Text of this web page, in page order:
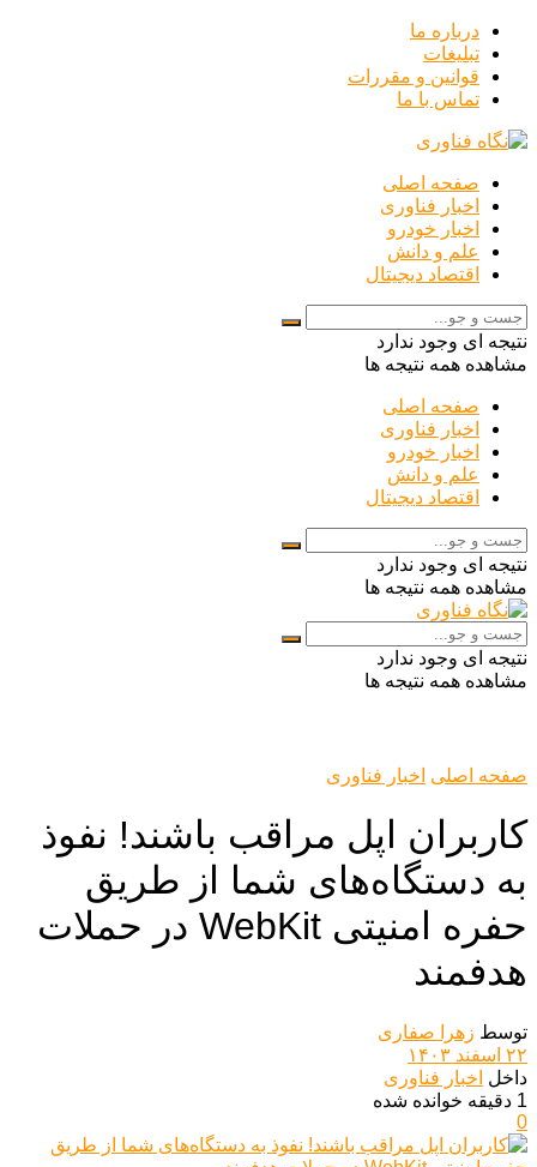
درباره ما
تبلیغات
قوانین و مقررات
تماس با ما
صفحه اصلی
اخبار فناوری
اخبار خودرو
علم و دانش
اقتصاد دیجیتال
نتیجه ای وجود ندارد
مشاهده همه نتیجه ها
صفحه اصلی
اخبار فناوری
اخبار خودرو
علم و دانش
اقتصاد دیجیتال
نتیجه ای وجود ندارد
مشاهده همه نتیجه ها
نتیجه ای وجود ندارد
مشاهده همه نتیجه ها
صفحه اصلی اخبار فناوری
کاربران اپل مراقب باشند! نفوذ
به دستگاه‌های شما از طریق
حفره امنیتی WebKit در حملات
هدفمند
توسط زهرا صفاری
۲۲ اسفند ۱۴۰۳
داخل اخبار فناوری
1 دقیقه خوانده شده
0